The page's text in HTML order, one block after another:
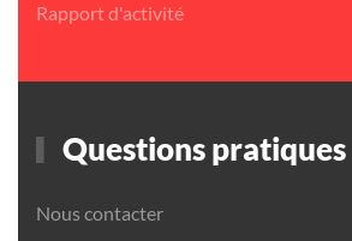
Rapport d'activité
Questions pratiques
Nous contacter